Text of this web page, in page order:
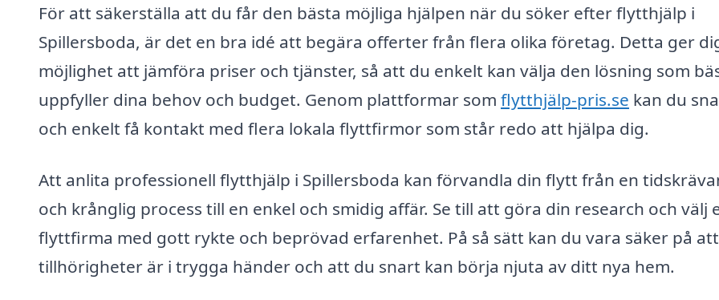
För att säkerställa att du får den bästa möjliga hjälpen när du söker efter flytthjälp i
Spillersboda, är det en bra idé att begära offerter från flera olika företag. Detta ger
möjlighet att jämföra priser och tjänster, så att du enkelt kan välja den lösning som
uppfyller dina behov och budget. Genom plattformar som flytthjälp-pris.se kan du
och enkelt få kontakt med flera lokala flyttfirmor som står redo att hjälpa dig.
Att anlita professionell flytthjälp i Spillersboda kan förvandla din flytt från en
och krånglig process till en enkel och smidig affär. Se till att göra din research och välj
flyttfirma med gott rykte och beprövad erfarenhet. På så sätt kan du vara säker på
tillhörigheter är i trygga händer och att du snart kan börja njuta av ditt nya hem.